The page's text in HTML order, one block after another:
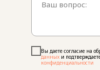
Вы даете согласие на
данных и
конфиденциальности